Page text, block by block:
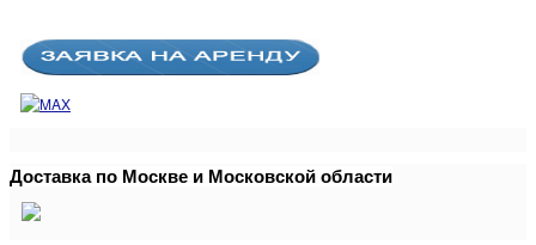
Доставка по Москве и Московской области